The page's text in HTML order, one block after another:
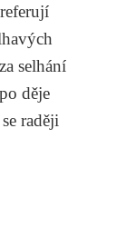
selhání
děje
raději